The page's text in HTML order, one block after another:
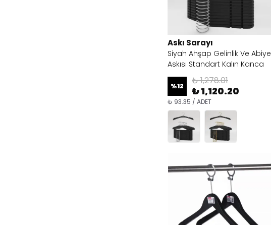
Askı Sarayı
Siyah Ahşap Gelinlik Ve Abiye
Askısı Standart Kalın Kanca
%12 ₺ 1,278.01
₺ 1,120.20
₺ 93.35 / ADET